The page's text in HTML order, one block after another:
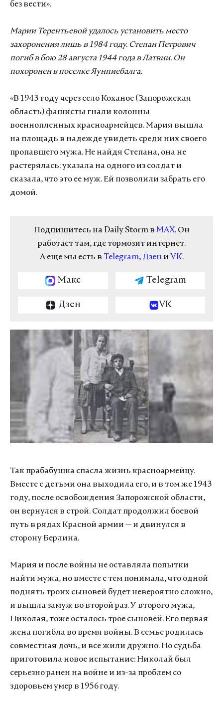
без вести».
Марии Терентьевой удалось установить место
захоронения лишь в 1984 году. Степан Петрович
погиб в бою 28 августа 1944 года в Латвии. Он
похоронен в поселке Яунпиебалга.
«В 1943 году через село Коханое (Запорожская
область) фашисты гнали колонны
военнопленных красноармейцев. Мария вышла
на площадь в надежде увидеть среди них своего
пропавшего мужа. Не найдя Степана, она не
растерялась: указала на одного из солдат и
сказала, что это ее муж. Ей позволили забрать его
домой.
Подпишитесь на Daily Storm в MAX. Он
работает там, где тормозит интернет.
А еще мы есть в Telegram, Дзен и VK.
Макс Telegram
Дзен VK
Так прабабушка спасла жизнь красноармейцу.
Вместе с детьми она выходила его, и в том же 1943
году, после освобождения Запорожской области,
он вернулся в строй. Солдат продолжил боевой
путь в рядах Красной армии — и двинулся в
сторону Берлина.
Мария и после войны не оставляла попытки
найти мужа, но вместе с тем понимала, что одной
поднять троих сыновей будет невероятно сложно,
и вышла замуж во второй раз. У второго мужа,
Николая, тоже осталось трое сыновей. Его первая
жена погибла во время войны. В семье родилась
совместная дочь, и все жили дружно. Но судьба
приготовила новое испытание: Николай был
серьезно ранен на войне и из-за проблем со
здоровьем умер в 1956 году.